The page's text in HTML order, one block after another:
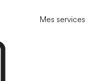
Mes services